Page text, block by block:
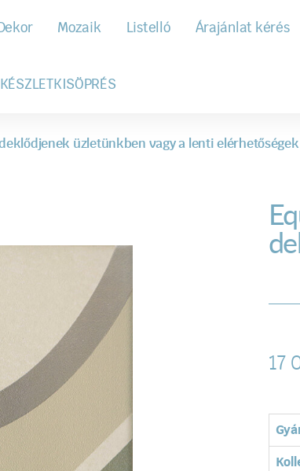
Dekor Mozaik Listelló Árajánlat kérés
KÉSZLETKISÖPRÉS
üzletünkben vagy a lenti
17